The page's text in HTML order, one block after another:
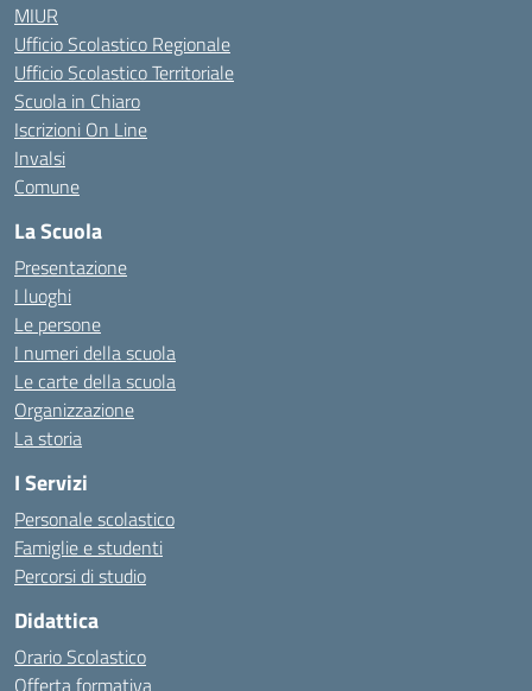
MIUR
Ufficio Scolastico Regionale
Ufficio Scolastico Territoriale
Scuola in Chiaro
Iscrizioni On Line
Invalsi
Comune
La Scuola
Presentazione
I luoghi
Le persone
I numeri della scuola
Le carte della scuola
Organizzazione
La storia
I Servizi
Personale scolastico
Famiglie e studenti
Percorsi di studio
Didattica
Orario Scolastico
Offerta formativa